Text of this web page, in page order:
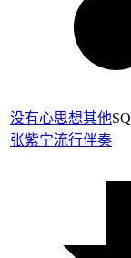
没有心思想其他SQ
张紫宁流行伴奏